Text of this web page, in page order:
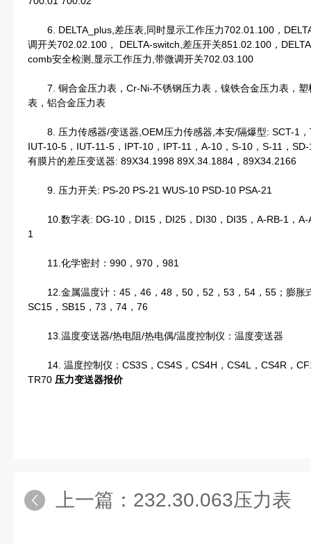
6. DELTA_plus,差压表,同时显示工作压力702.01.100，
调开关702.02.100， DELTA-switch,差压开关851.02.100，
comb安全检测,显示工作压力,带微调开关702.03.100
7. 铜合金压力表，Cr-Ni-不锈钢压力表，镍铁合金压力表，塑
表，铝合金压力表
8. 压力传感器/变送器,OEM压力传感器,本安/隔爆型: SCT-1，
IUT-10-5，IUT-11-5，IPT-10，IPT-11，A-10，S-10，S-11，
有膜片的差压变送器: 89X34.1998 89X.34.1884，89X34.2166
9. 压力开关: PS-20 PS-21 WUS-10 PSD-10 PSA-21
10.数字表: DG-10，DI15，DI25，DI30，DI35，A-RB-1，A-
1
11.化学密封：990，970，981
12.金属温度计：45，46，48，50，52，53，54，55；膨胀
SC15，SB15，73，74，76
13.温度变送器/热电阻/热电偶/温度控制仪：温度变送器
14. 温度控制仪：CS3S，CS4S，CS4H，CS4L，CS4R，
TR70 压力变送器报价
上一篇： 232.30.063压力表